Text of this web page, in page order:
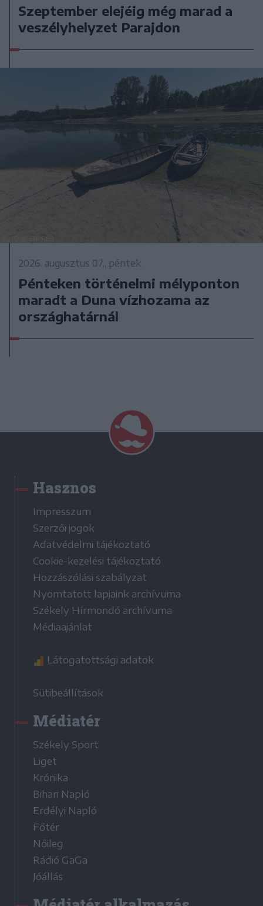
Szeptember elejéig még marad a
veszélyhelyzet Parajdon
2026. augusztus 07., péntek
Pénteken történelmi mélyponton
maradt a Duna vízhozama az
országhatárnál
Hasznos
Impresszum
Szerzői jogok
Adatvédelmi tájékoztató
Cookie-kezelési tájékoztató
Hozzászólási szabályzat
Nyomtatott lapjaink archívuma
Székely Hírmondó archívuma
Médiaajánlat
Látogatottsági adatok
Sütibeállítások
Médiatér
Székely Sport
Liget
Krónika
Bihari Napló
Erdélyi Napló
Főtér
Nőileg
Rádió GaGa
Jóállás